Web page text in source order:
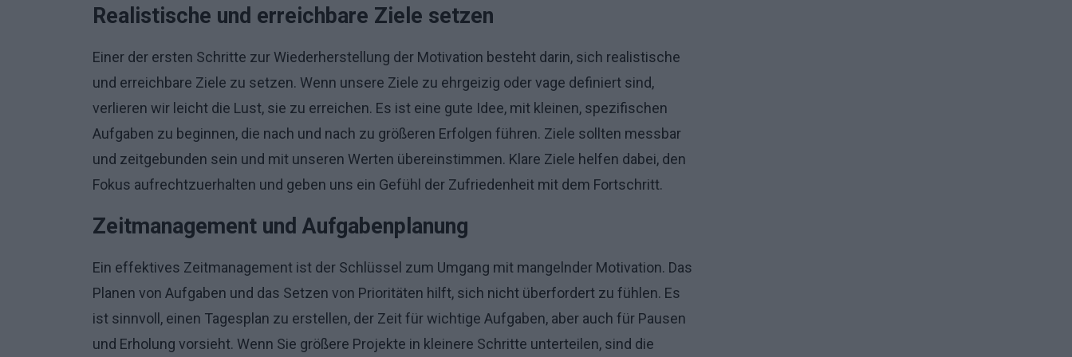
Realistische und erreichbare Ziele setzen
Einer der ersten Schritte zur Wiederherstellung der Motivation besteht darin, sich realistische
und erreichbare Ziele zu setzen. Wenn unsere Ziele zu ehrgeizig oder vage definiert sind,
verlieren wir leicht die Lust, sie zu erreichen. Es ist eine gute Idee, mit kleinen, spezifischen
Aufgaben zu beginnen, die nach und nach zu größeren Erfolgen führen. Ziele sollten messbar
und zeitgebunden sein und mit unseren Werten übereinstimmen. Klare Ziele helfen dabei, den
Fokus aufrechtzuerhalten und geben uns ein Gefühl der Zufriedenheit mit dem Fortschritt.
Zeitmanagement und Aufgabenplanung
Ein effektives Zeitmanagement ist der Schlüssel zum Umgang mit mangelnder Motivation. Das
Planen von Aufgaben und das Setzen von Prioritäten hilft, sich nicht überfordert zu fühlen. Es
ist sinnvoll, einen Tagesplan zu erstellen, der Zeit für wichtige Aufgaben, aber auch für Pausen
und Erholung vorsieht. Wenn Sie größere Projekte in kleinere Schritte unterteilen, sind die